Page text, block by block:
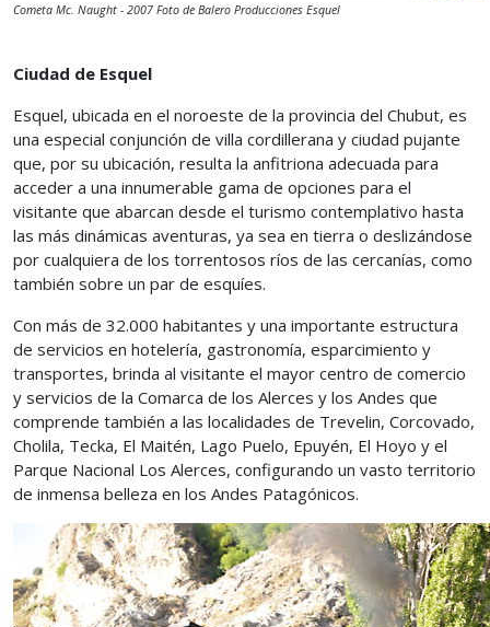
Cometa Mc. Naught - 2007 Foto de Balero Producciones Esquel
Ciudad de Esquel
Esquel, ubicada en el noroeste de la provincia del Chubut, es
una especial conjunción de villa cordillerana y ciudad pujante
que, por su ubicación, resulta la anfitriona adecuada para
acceder a una innumerable gama de opciones para el
visitante que abarcan desde el turismo contemplativo hasta
las más dinámicas aventuras, ya sea en tierra o deslizándose
por cualquiera de los torrentosos ríos de las cercanías, como
también sobre un par de esquíes.
Con más de 32.000 habitantes y una importante estructura
de servicios en hotelería, gastronomía, esparcimiento y
transportes, brinda al visitante el mayor centro de comercio
y servicios de la Comarca de los Alerces y los Andes que
comprende también a las localidades de Trevelin, Corcovado,
Cholila, Tecka, El Maitén, Lago Puelo, Epuyén, El Hoyo y el
Parque Nacional Los Alerces, configurando un vasto territorio
de inmensa belleza en los Andes Patagónicos.